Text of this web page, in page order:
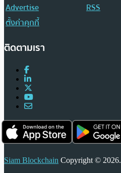
Advertise
RSS
ตั้งค่าคุกกี้
ติดตามเรา
Siam Blockchain Copyright © 2026.